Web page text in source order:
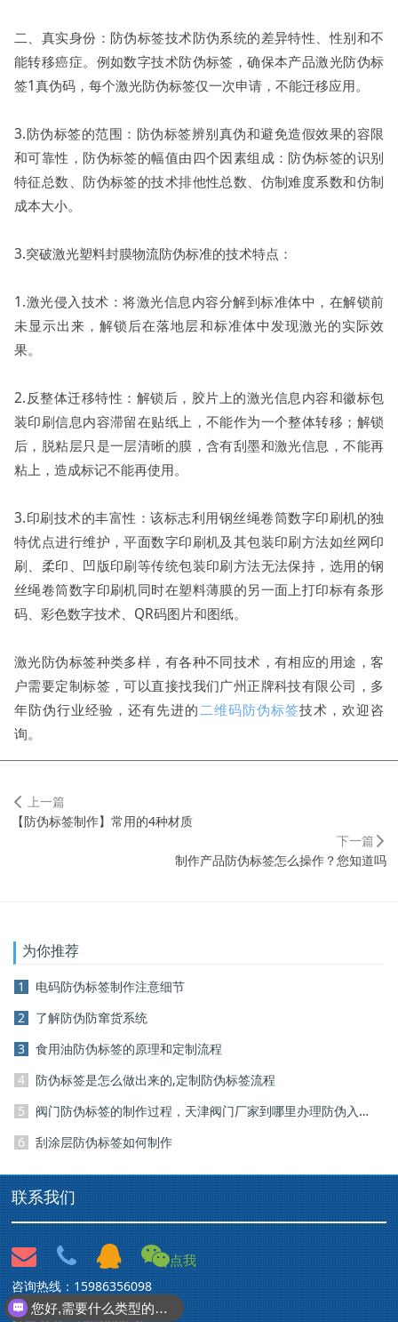
二、真实身份：防伪标签技术防伪系统的差异特性、性别和不
能转移癌症。例如数字技术防伪标签，确保本产品激光防伪标
签1真伪码，每个激光防伪标签仅一次申请，不能迁移应用。
3.防伪标签的范围：防伪标签辨别真伪和避免造假效果的容限
和可靠性，防伪标签的幅值由四个因素组成：防伪标签的识别
特征总数、防伪标签的技术排他性总数、仿制难度系数和仿制
成本大小。
3.突破激光塑料封膜物流防伪标准的技术特点：
1.激光侵入技术：将激光信息内容分解到标准体中，在解锁前
未显示出来，解锁后在落地层和标准体中发现激光的实际效
果。
2.反整体迁移特性：解锁后，胶片上的激光信息内容和徽标包
装印刷信息内容滞留在贴纸上，不能作为一个整体转移；解锁
后，脱粘层只是一层清晰的膜，含有刮墨和激光信息，不能再
粘上，造成标记不能再使用。
3.印刷技术的丰富性：该标志利用钢丝绳卷筒数字印刷机的独
特优点进行维护，平面数字印刷机及其包装印刷方法如丝网印
刷、柔印、凹版印刷等传统包装印刷方法无法保持，选用的钢
丝绳卷筒数字印刷机同时在塑料薄膜的另一面上打印标有条形
码、彩色数字技术、QR码图片和图纸。
激光防伪标签种类多样，有各种不同技术，有相应的用途，客
户需要定制标签，可以直接找我们广州正牌科技有限公司，多
年防伪行业经验，还有先进的二维码防伪标签技术，欢迎咨
询。
上一篇
【防伪标签制作】常用的4种材质
下一篇
制作产品防伪标签怎么操作？您知道吗
为你推荐
1
电码防伪标签制作注意细节
2
了解防伪防窜货系统
3
食用油防伪标签的原理和定制流程
4
防伪标签是怎么做出来的,定制防伪标签流程
5
阀门防伪标签的制作过程，天津阀门厂家到哪里办理防伪入网申请呢？
6
刮涂层防伪标签如何制作
联系我们
点我
咨询热线：15986356098
咨询 Q Q：1689606232